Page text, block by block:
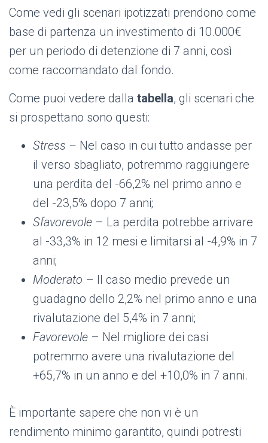
Come vedi gli scenari ipotizzati prendono come
base di partenza un investimento di 10.000€
per un periodo di detenzione di 7 anni, così
come raccomandato dal fondo.
Come puoi vedere dalla tabella, gli scenari che
si prospettano sono questi:
Stress – Nel caso in cui tutto andasse per
il verso sbagliato, potremmo raggiungere
una perdita del -66,2% nel primo anno e
del -23,5% dopo 7 anni;
Sfavorevole – La perdita potrebbe arrivare
al -33,3% in 12 mesi e limitarsi al -4,9% in 7
anni;
Moderato – Il caso medio prevede un
guadagno dello 2,2% nel primo anno e una
rivalutazione del 5,4% in 7 anni;
Favorevole – Nel migliore dei casi
potremmo avere una rivalutazione del
+65,7% in un anno e del +10,0% in 7 anni.
È importante sapere che non vi è un
rendimento minimo garantito, quindi potresti